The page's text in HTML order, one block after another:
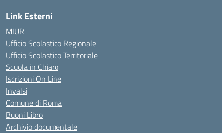
Link Esterni
MIUR
Ufficio Scolastico Regionale
Ufficio Scolastico Territoriale
Scuola in Chiaro
Iscrizioni On Line
Invalsi
Comune di Roma
Buoni Libro
Archivio documentale